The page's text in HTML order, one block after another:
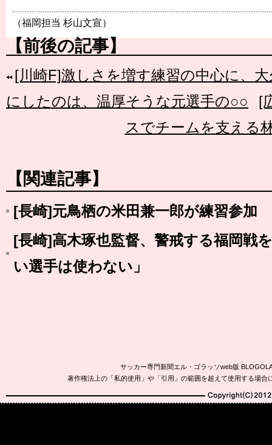
（福岡担当 杉山文宣）
【前後の記事】
[川崎F]激しさを増す練習の中心に、
にしたのは、温厚そうな元選手の○○
[
スでチームを支える
【関連記事】
[長崎]元鳥栖の米田兼一郎が練習参加
[長崎]高木琢也監督、警戒する福岡戦
い選手は使わない」
サッカー専門新聞エル・ゴラッソweb版
著作権法上の「私的使用」や「引用」の範囲を超えて使用する場
Copyright(C)2010-